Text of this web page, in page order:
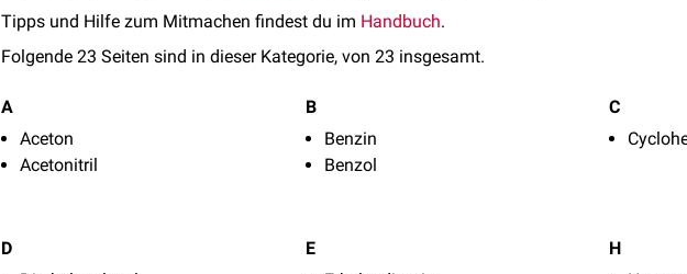
Tipps und Hilfe zum Mitmachen findest du im Handbuch.
Folgende 23 Seiten sind in dieser Kategorie, von 23 insgesamt.
A
Aceton
Acetonitril
B
Benzin
Benzol
C
D
E
H